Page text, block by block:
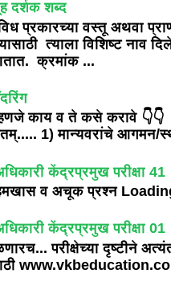
दर्शक शब्द
प्रकारच्या वस्तू अथवा
त्याला विशिष्ट नाव
क्रमांक ...
काय व ते कसे करावे 👇👇
1) मान्यवरांचे आगमन/
केंद्रप्रमुख परीक्षा 41
हमखास व अचूक प्रश्न
केंद्रप्रमुख परीक्षा 01
परीक्षेच्या दृष्टीने